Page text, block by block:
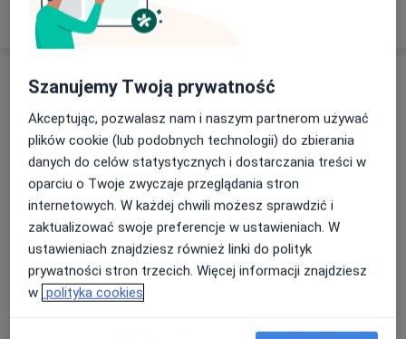
Poproś o wizytę
Bezpieczne płatności
lek. Tomasz Bąk
Ortopeda·Więcej
12 opinii
Szanujemy Twoją prywatność
Akceptując, pozwalasz nam i naszym partnerom używać
plików cookie (lub podobnych technologii) do zbierania
danych do celów statystycznych i dostarczania treści w
oparciu o Twoje zwyczaje przeglądania stron
internetowych. W każdej chwili możesz sprawdzić i
zaktualizować swoje preferencje w ustawieniach. W
ustawieniach znajdziesz również linki do polityk
prywatności stron trzecich. Więcej informacji znajdziesz
w polityka cookies